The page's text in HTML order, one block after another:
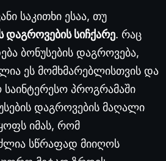
საკითხი ესაა, თუ
დაგროვების სიჩქარე. რაც
ბონუსების დაგროვება,
ეს მომხმარებლისთვის და
საინტერესო პროგრამაში
დაგროვების მაღალი
იმას, რომ
სწრაფად მიიღოს